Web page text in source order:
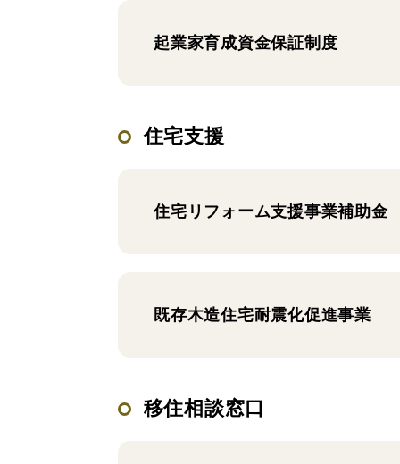
起業家育成資金保証制度
住宅支援
住宅リフォーム支援事業補助金
既存木造住宅耐震化促進事業
移住相談窓口